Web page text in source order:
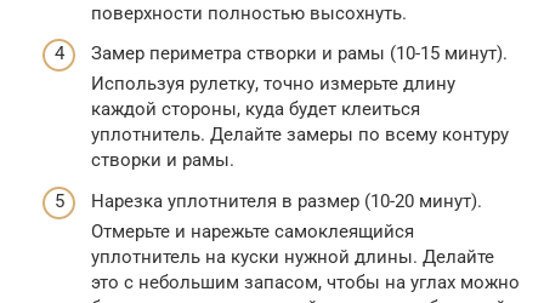
поверхности полностью высохнуть.
Замер периметра створки и рамы (10-15 минут).
Используя рулетку, точно измерьте длину
каждой стороны, куда будет клеиться
уплотнитель. Делайте замеры по всему контуру
створки и рамы.
Нарезка уплотнителя в размер (10-20 минут).
Отмерьте и нарежьте самоклеящийся
уплотнитель на куски нужной длины. Делайте
это с небольшим запасом, чтобы на углах можно